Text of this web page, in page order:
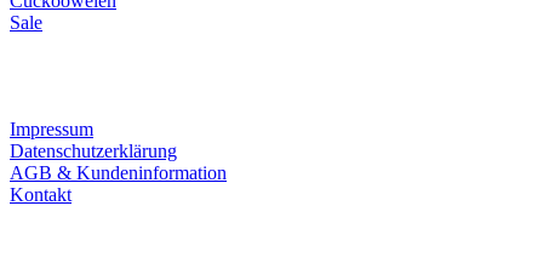
Sale
Impressum
Datenschutzerklärung
AGB & Kundeninformation
Kontakt